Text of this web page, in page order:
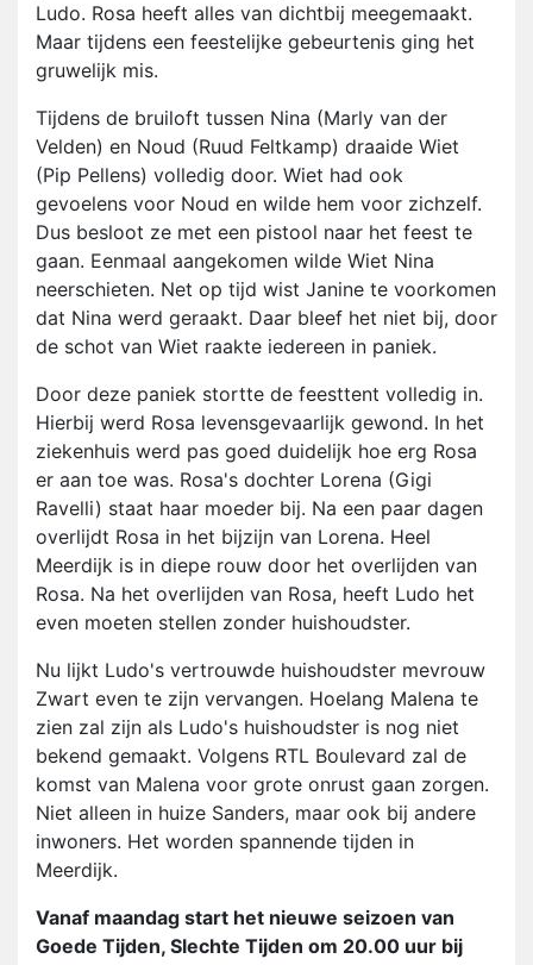
Ludo. Rosa heeft alles van dichtbij meegemaakt.
Maar tijdens een feestelijke gebeurtenis ging het
gruwelijk mis.
Tijdens de bruiloft tussen Nina (Marly van der
Velden) en Noud (Ruud Feltkamp) draaide Wiet
(Pip Pellens) volledig door. Wiet had ook
gevoelens voor Noud en wilde hem voor zichzelf.
Dus besloot ze met een pistool naar het feest te
gaan. Eenmaal aangekomen wilde Wiet Nina
neerschieten. Net op tijd wist Janine te voorkomen
dat Nina werd geraakt. Daar bleef het niet bij, door
de schot van Wiet raakte iedereen in paniek.
Door deze paniek stortte de feesttent volledig in.
Hierbij werd Rosa levensgevaarlijk gewond. In het
ziekenhuis werd pas goed duidelijk hoe erg Rosa
er aan toe was. Rosa's dochter Lorena (Gigi
Ravelli) staat haar moeder bij. Na een paar dagen
overlijdt Rosa in het bijzijn van Lorena. Heel
Meerdijk is in diepe rouw door het overlijden van
Rosa. Na het overlijden van Rosa, heeft Ludo het
even moeten stellen zonder huishoudster.
Nu lijkt Ludo's vertrouwde huishoudster mevrouw
Zwart even te zijn vervangen. Hoelang Malena te
zien zal zijn als Ludo's huishoudster is nog niet
bekend gemaakt. Volgens RTL Boulevard zal de
komst van Malena voor grote onrust gaan zorgen.
Niet alleen in huize Sanders, maar ook bij andere
inwoners. Het worden spannende tijden in
Meerdijk.
Vanaf maandag start het nieuwe seizoen van
Goede Tijden, Slechte Tijden om 20.00 uur bij